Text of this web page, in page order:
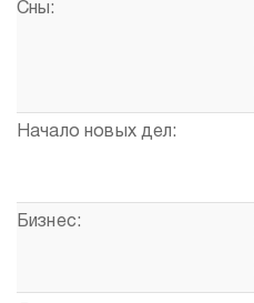
Сны:
Начало новых дел:
Бизнес: